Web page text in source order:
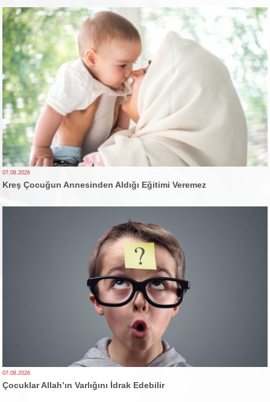
07.08.2026
Kreş Çocuğun Annesinden Aldığı Eğitimi Veremez
07.08.2026
Çocuklar Allah’ın Varlığını İdrak Edebilir